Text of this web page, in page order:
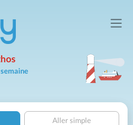
Aller simple